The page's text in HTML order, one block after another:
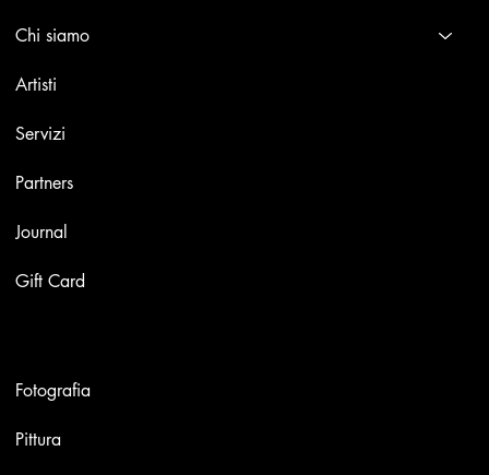
Chi siamo
Artisti
Servizi
Partners
Journal
Gift Card
Fotografia
Pittura